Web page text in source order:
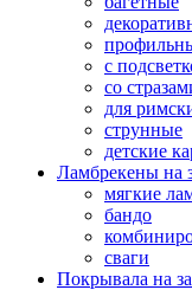
с
со
для
струнные
детские
Ламбрекены на
мягкие
бандо
сваги
Покрывала на